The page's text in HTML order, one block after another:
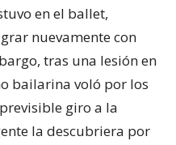
en el ballet,
nuevamente con
tras una lesión en
bailarina voló por los
giro a la
la descubriera por